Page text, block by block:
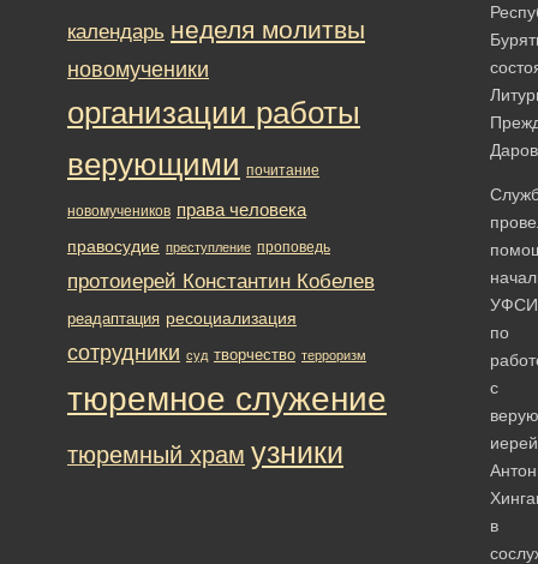
по
с
иерей
в
календарь неделя молитвы
новомученики
организации работы
верующими почитание
новомучеников права человека
правосудие преступление проповедь
протоиерей Константин Кобелев
реадаптация ресоциализация
сотрудники суд творчество терроризм
тюремное служение
тюремный храм узники